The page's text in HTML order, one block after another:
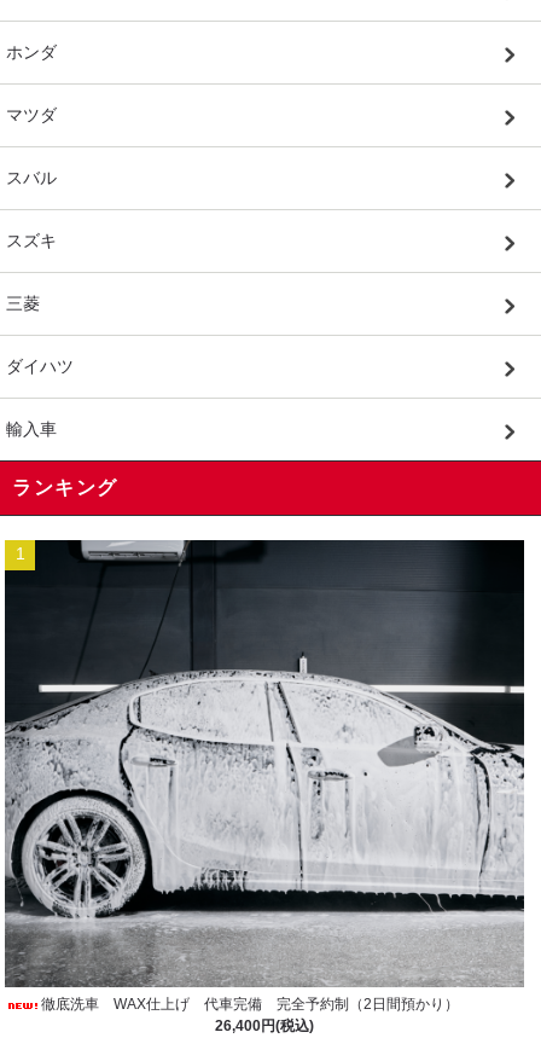
ホンダ
マツダ
スバル
スズキ
三菱
ダイハツ
輸入車
ランキング
1
徹底洗車 WAX仕上げ 代車完備 完全予約制（2日間預かり）
26,400円(税込)